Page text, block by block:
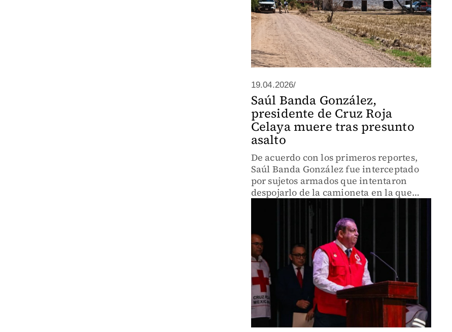
19.04.2026/
Saúl Banda González,
presidente de Cruz Roja
Celaya muere tras presunto
asalto
De acuerdo con los primeros reportes,
Saúl Banda González fue interceptado
por sujetos armados que intentaron
despojarlo de la camioneta en la que